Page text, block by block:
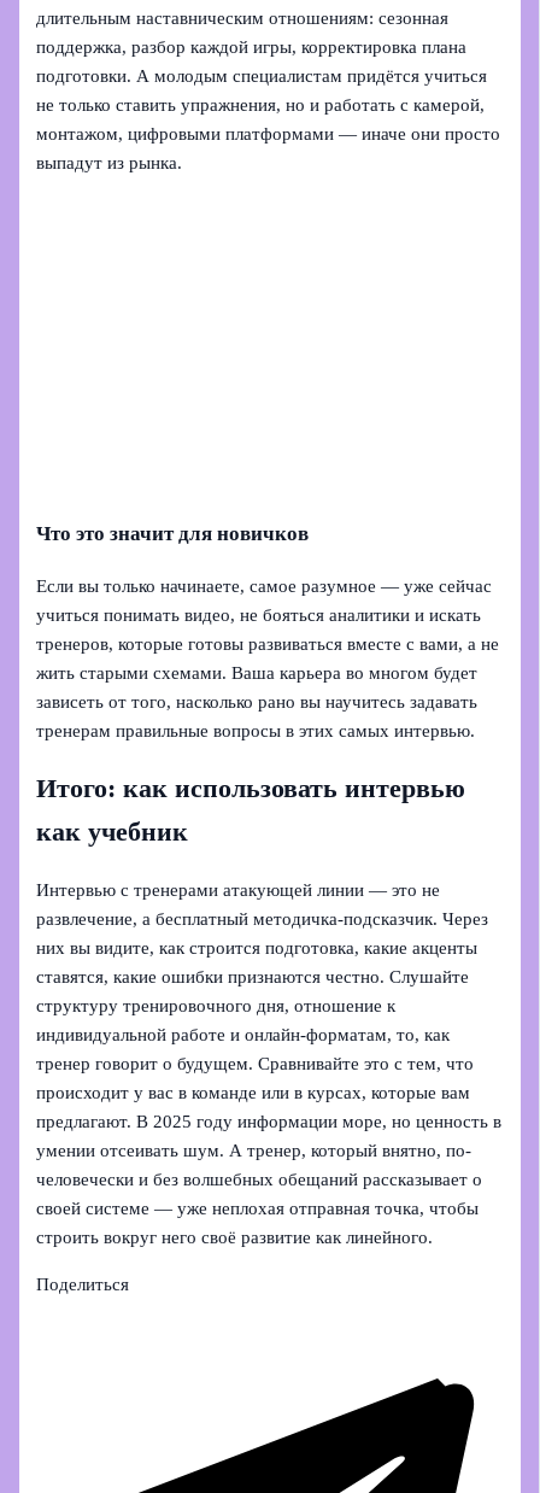
длительным наставническим отношениям: сезонная
поддержка, разбор каждой игры, корректировка плана
подготовки. А молодым специалистам придётся учиться
не только ставить упражнения, но и работать с камерой,
монтажом, цифровыми платформами — иначе они просто
выпадут из рынка.
Что это значит для новичков
Если вы только начинаете, самое разумное — уже сейчас
учиться понимать видео, не бояться аналитики и искать
тренеров, которые готовы развиваться вместе с вами, а не
жить старыми схемами. Ваша карьера во многом будет
зависеть от того, насколько рано вы научитесь задавать
тренерам правильные вопросы в этих самых интервью.
Итого: как использовать интервью
как учебник
Интервью с тренерами атакующей линии — это не
развлечение, а бесплатный методичка-подсказчик. Через
них вы видите, как строится подготовка, какие акценты
ставятся, какие ошибки признаются честно. Слушайте
структуру тренировочного дня, отношение к
индивидуальной работе и онлайн-форматам, то, как
тренер говорит о будущем. Сравнивайте это с тем, что
происходит у вас в команде или в курсах, которые вам
предлагают. В 2025 году информации море, но ценность в
умении отсеивать шум. А тренер, который внятно, по-
человечески и без волшебных обещаний рассказывает о
своей системе — уже неплохая отправная точка, чтобы
строить вокруг него своё развитие как линейного.
Поделиться